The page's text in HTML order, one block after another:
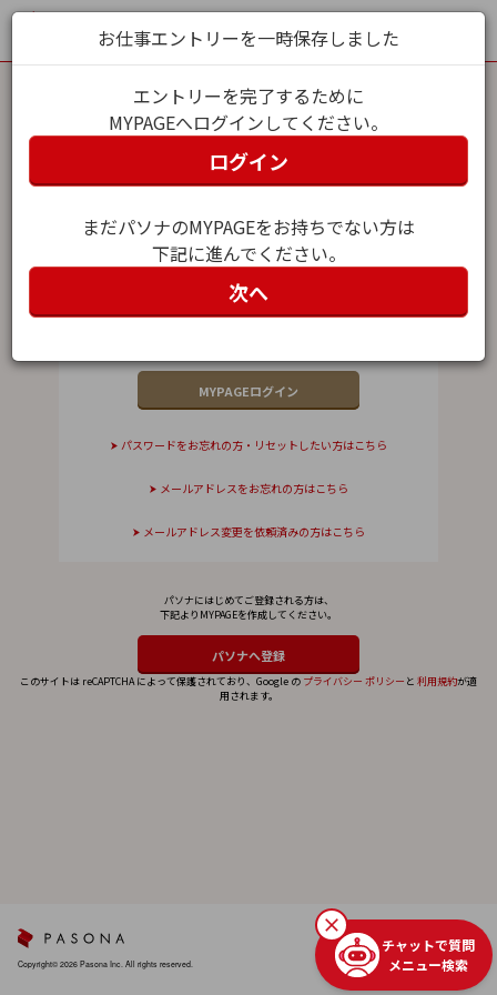
MYPAGEログイン
パスワード
パスワードをお忘れの方・リセットしたい方はこちら
メールアドレスをお忘れの方はこちら
メールアドレス変更を依頼済みの方はこちら
パソナにはじめてご登録される方は、
下記よりMYPAGEを作成してください。
このサイトは reCAPTCHA によって保護されており、Google の プライバシー ポリシー と 利用規約が適
用されます。
お仕事エントリーを一時保存しました
エントリーを完了するために
MYPAGEへログインしてください。
ログイン
まだパソナのMYPAGEをお持ちでない方は
下記に進んでください。
次へ
Copyright© 2026 Pasona Inc. All rights reserved.
チャットで質問
メニュー検索